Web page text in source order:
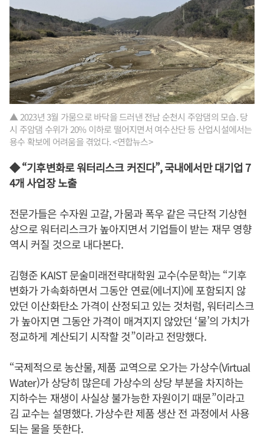
▲ 2023년 3월 가뭄으로 바닥을 드러낸 전남 순천시 주암댐의 모습. 당
시 주암댐 수위가 20% 이하로 떨어지면서 여수산단 등 산업시설에서는
용수 확보에 어려움을 겪었다. <연합뉴스>
◆ “기후변화로 워터리스크 커진다”, 국내에서만 대기업 7
4개 사업장 노출
전문가들은 수자원 고갈, 가뭄과 폭우 같은 극단적 기상현
상으로 워터리스크가 높아지면서 기업들이 받는 재무 영향
역시 커질 것으로 내다본다.
김형준 KAIST 문술미래전략대학원 교수(수문학)는 “기후
변화가 가속화하면서 그동안 연료(에너지)에 포함되지 않
았던 이산화탄소 가격이 산정되고 있는 것처럼, 워터리스크
가 높아지면 그동안 가격이 매겨지지 않았던 ‘물’의 가치가
정교하게 계산되기 시작할 것”이라고 전망했다.
“국제적으로 농산물, 제품 교역으로 오가는 가상수(Virtual
Water)가 상당히 많은데 가상수의 상당 부분을 차지하는
지하수는 재생이 사실상 불가능한 자원이기 때문”이라고
김 교수는 설명했다. 가상수란 제품 생산 전 과정에서 사용
되는 물을 뜻한다.